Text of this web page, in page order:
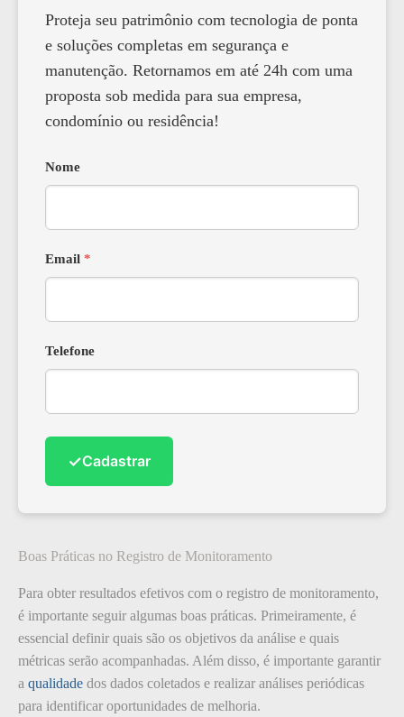
Proteja seu patrimônio com tecnologia de ponta
e soluções completas em segurança e
manutenção. Retornamos em até 24h com uma
proposta sob medida para sua empresa,
condomínio ou residência!
Nome
Email *
Telefone
✓Cadastrar
Boas Práticas no Registro de Monitoramento
Para obter resultados efetivos com o registro de monitoramento,
é importante seguir algumas boas práticas. Primeiramente, é
essencial definir quais são os objetivos da análise e quais
métricas serão acompanhadas. Além disso, é importante garantir
a qualidade dos dados coletados e realizar análises periódicas
para identificar oportunidades de melhoria.